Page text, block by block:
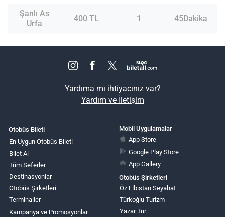
Şanlı As
Urfa
400 TL 1 45Dakika
Yardıma mı ihtiyacınız var?
Yardım ve İletişim
Otobüs Bileti
En Uygun Otobüs Bileti
Bilet Al
Tüm Seferler
Destinasyonlar
Otobüs Şirketleri
Terminaller
Kampanya ve Promosyonlar
Mobil Uygulamalar
App Store
Google Play Store
App Gallery
Otobüs Şirketleri
Öz Elbistan Seyahat
Türkoğlu Turizm
Yazar Tur